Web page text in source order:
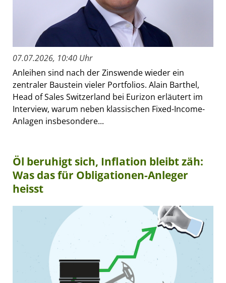
07.07.2026, 10:40 Uhr
Anleihen sind nach der Zinswende wieder ein
zentraler Baustein vieler Portfolios. Alain Barthel,
Head of Sales Switzerland bei Eurizon erläutert im
Interview, warum neben klassischen Fixed-Income-
Anlagen insbesondere...
Öl beruhigt sich, Inflation bleibt zäh:
Was das für Obligationen-Anleger
heisst